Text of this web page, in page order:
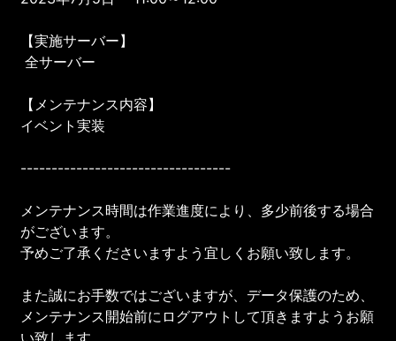
【実施サーバー】
全サーバー
【メンテナンス内容】
イベント実装
----------------------------------
メンテナンス時間は作業進度により、多少前後する場合
がございます。
予めご了承くださいますよう宜しくお願い致します。
また誠にお手数ではございますが、データ保護のため、
メンテナンス開始前にログアウトして頂きますようお願
い致します。